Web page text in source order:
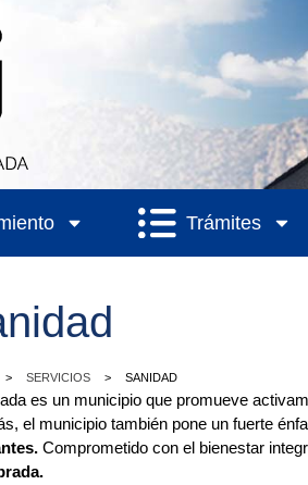
Trámites
> SERVICIOS > SANIDAD
es un municipio que promueve
el municipio también pone un fuerte
Comprometido con el bienestar